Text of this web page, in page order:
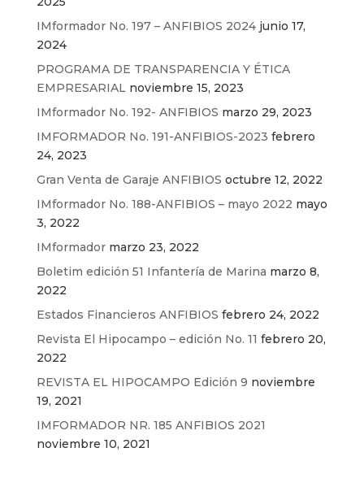
IMformador No. 197 – ANFIBIOS 2024 junio 17,
2024
PROGRAMA DE TRANSPARENCIA Y ÉTICA
EMPRESARIAL noviembre 15, 2023
IMformador No. 192- ANFIBIOS marzo 29, 2023
IMFORMADOR No. 191-ANFIBIOS-2023 febrero
24, 2023
Gran Venta de Garaje ANFIBIOS octubre 12, 2022
IMformador No. 188-ANFIBIOS – mayo 2022 mayo
3, 2022
IMformador marzo 23, 2022
Boletim edición 51 Infantería de Marina marzo 8,
2022
Estados Financieros ANFIBIOS febrero 24, 2022
Revista El Hipocampo – edición No. 11 febrero 20,
2022
REVISTA EL HIPOCAMPO Edición 9 noviembre
19, 2021
IMFORMADOR NR. 185 ANFIBIOS 2021
noviembre 10, 2021